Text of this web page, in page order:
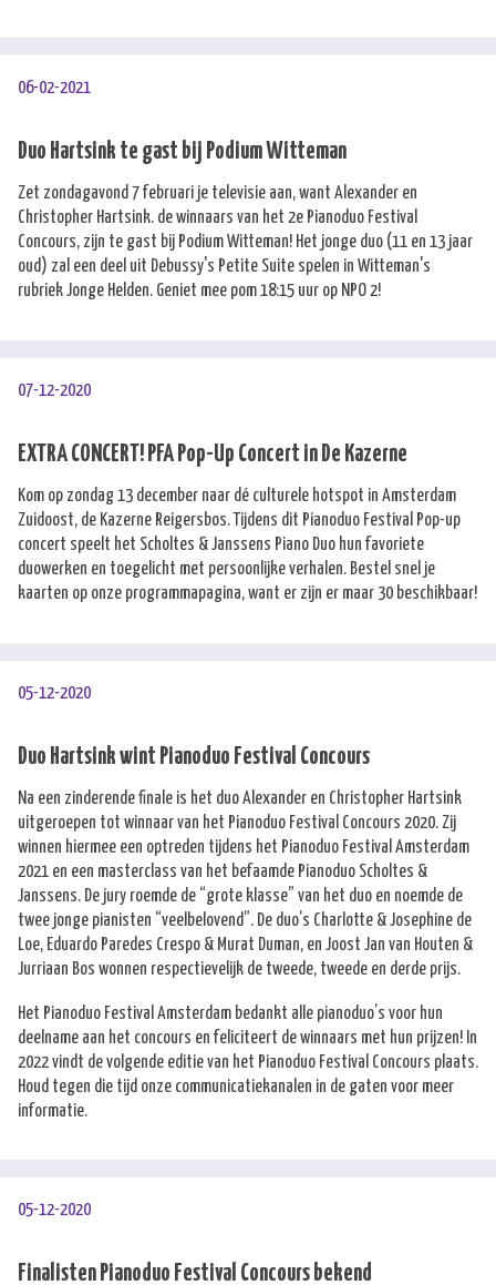
06-02-2021
Duo Hartsink te gast bij Podium Witteman
Zet zondagavond 7 februari je televisie aan, want Alexander en
Christopher Hartsink. de winnaars van het 2e Pianoduo Festival
Concours, zijn te gast bij Podium Witteman! Het jonge duo (11 en 13 jaar
oud) zal een deel uit Debussy's Petite Suite spelen in Witteman's
rubriek Jonge Helden. Geniet mee pom 18:15 uur op NPO 2!
07-12-2020
EXTRA CONCERT! PFA Pop-Up Concert in De Kazerne
Kom op zondag 13 december naar dé culturele hotspot in Amsterdam
Zuidoost, de Kazerne Reigersbos. Tijdens dit Pianoduo Festival Pop-up
concert speelt het Scholtes & Janssens Piano Duo hun favoriete
duowerken en toegelicht met persoonlijke verhalen. Bestel snel je
kaarten op onze programmapagina, want er zijn er maar 30 beschikbaar!
05-12-2020
Duo Hartsink wint Pianoduo Festival Concours
Na een zinderende finale is het duo Alexander en Christopher Hartsink
uitgeroepen tot winnaar van het Pianoduo Festival Concours 2020. Zij
winnen hiermee een optreden tijdens het Pianoduo Festival Amsterdam
2021 en een masterclass van het befaamde Pianoduo Scholtes &
Janssens. De jury roemde de “grote klasse” van het duo en noemde de
twee jonge pianisten “veelbelovend”. De duo’s Charlotte & Josephine de
Loe, Eduardo Paredes Crespo & Murat Duman, en Joost Jan van Houten &
Jurriaan Bos wonnen respectievelijk de tweede, tweede en derde prijs.
Het Pianoduo Festival Amsterdam bedankt alle pianoduo’s voor hun
deelname aan het concours en feliciteert de winnaars met hun prijzen! In
2022 vindt de volgende editie van het Pianoduo Festival Concours plaats.
Houd tegen die tijd onze communicatiekanalen in de gaten voor meer
informatie.
05-12-2020
Finalisten Pianoduo Festival Concours bekend